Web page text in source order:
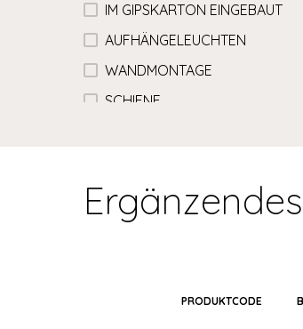
IM GIPSKARTON EINGEBAUT
AUFHÄNGELEUCHTEN
WANDMONTAGE
SCHIENE
PRODUKTCODE